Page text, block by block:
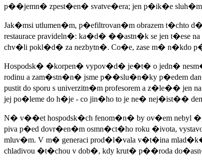
p��jemn� zpest�en� svatve�era; jen p�ik�e sluh�m,
Jak�msi utlumen�m, p�efiltrovan�m obrazem
restaurace pravideln�: ka�d� ��astn�k se jen t�ese
chv�li pokl�d� za nezbytn�. Co�e, zase m� n�kdo
Hospodsk� �korpen� vypov�d� je�t� o jedn�
rodinu a zam�stn�n� jsme p��slu�n�ky p�edem
pustit do sporu s univerzitn�m profesorem a z�le��
jej po�leme do h�je - co jin�ho to je ne� nej�ist��
N� v��et hospodsk�ch fenom�n� by ov�em nebyl
piva p�ed dovr�en�m osmn�ct�ho roku �ivota,
mluv�m. V m� generaci prod�l�vala v�t�ina
chladivou �t�chou v dob�, kdy krut� p��roda